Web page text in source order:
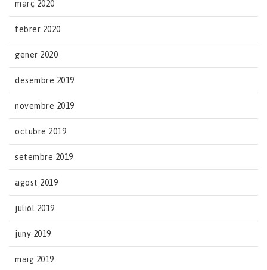
març 2020
febrer 2020
gener 2020
desembre 2019
novembre 2019
octubre 2019
setembre 2019
agost 2019
juliol 2019
juny 2019
maig 2019